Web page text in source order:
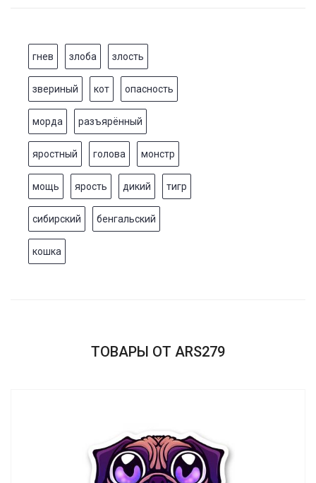
гнев злоба злость
звериный кот опасность
морда разъярённый
яростный голова монстр
мощь ярость дикий тигр
сибирский бенгальский
кошка
ТОВАРЫ ОТ ARS279